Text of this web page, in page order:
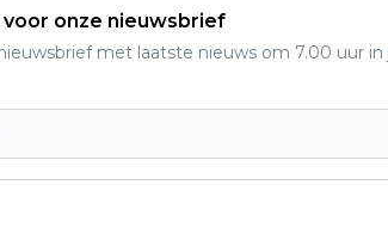
voor onze nieuwsbrief
met laatste nieuws om 7.00 uur in